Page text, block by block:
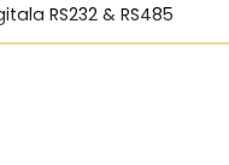
RS232 & RS485